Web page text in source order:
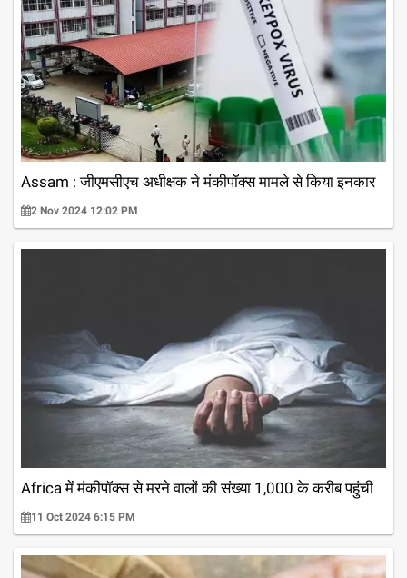
Assam : जीएमसीएच अधीक्षक ने मंकीपॉक्स मामले से किया इनकार
2 Nov 2024 12:02 PM
Africa में मंकीपॉक्स से मरने वालों की संख्या 1,000 के करीब पहुंची
11 Oct 2024 6:15 PM